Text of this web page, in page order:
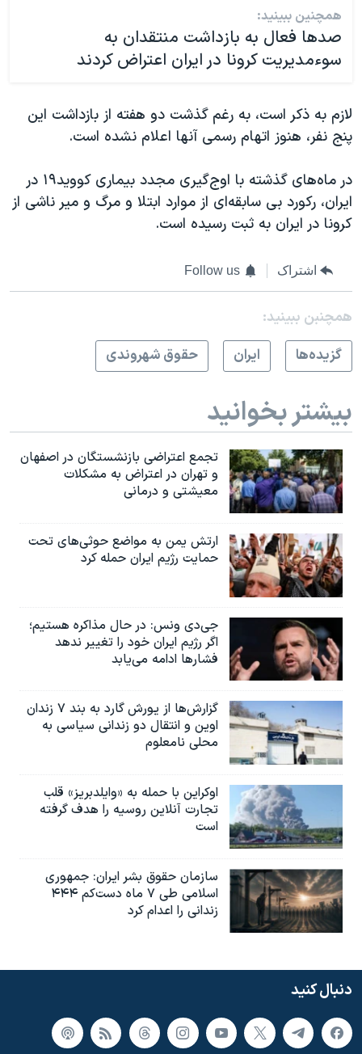
همچنین ببینید:
صدها فعال به بازداشت منتقدان به
سوءمدیریت کرونا در ایران اعتراض کردند
لازم به ذکر است،‌ به رغم گذشت دو هفته از بازداشت این
پنج نفر، هنوز اتهام رسمی آنها اعلام نشده است.
در ماه‌های گذشته با اوج‌گیری مجدد بیماری کووید۱۹ در
ایران، رکورد بی سابقه‌ای از موارد ابتلا و مرگ و میر ناشی از
کرونا در ایران به ثبت رسیده است.
اشتراک Follow us
همچنبن ببینید:
گزيده‌ها
ايران حقوق شهروندی
بیشتر بخوانید
تجمع اعتراضی بازنشستگان در اصفهان
و تهران در اعتراض به مشکلات
معیشتی و درمانی
ارتش یمن به مواضع حوثی‌های تحت
حمایت رژیم ایران حمله کرد
جی‌دی ونس: در حال مذاکره هستیم؛
اگر رژیم ایران خود را تغییر ندهد
فشارها ادامه می‌یابد
گزارش‌ها از یورش گارد به بند ۷ زندان
اوین و انتقال دو زندانی سیاسی به
محلی نامعلوم
اوکراین با حمله به «وایلدبریز» قلب
تجارت آنلاین روسیه را هدف گرفته
است
سازمان حقوق بشر ایران: جمهوری
اسلامی طی ۷ ماه دست‌کم ۴۴۴
زندانی را اعدام کرد
دنبال کنید